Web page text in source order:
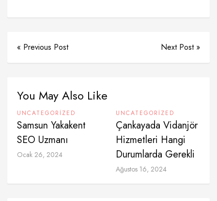
« Previous Post Next Post »
You May Also Like
UNCATEGORIZED
Samsun Yakakent
SEO Uzmanı
Ocak 26, 2024
UNCATEGORIZED
Çankayada Vidanjör
Hizmetleri Hangi
Durumlarda Gerekli
Ağustos 16, 2024